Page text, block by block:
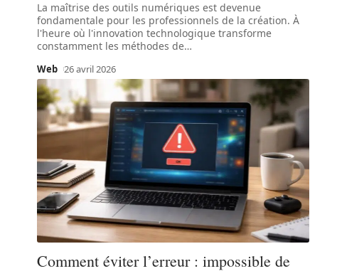
La maîtrise des outils numériques est devenue
fondamentale pour les professionnels de la création. À
l'heure où l'innovation technologique transforme
constamment les méthodes de…
Web 26 avril 2026
Comment éviter l’erreur : impossible de